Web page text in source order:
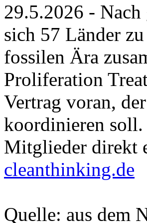
29.5.2026 - Nach
sich 57 Länder
fossilen Ära
Proliferation
Vertrag voran,
koordinieren
Mitglieder direkt
cleanthinking.de
Quelle: aus dem